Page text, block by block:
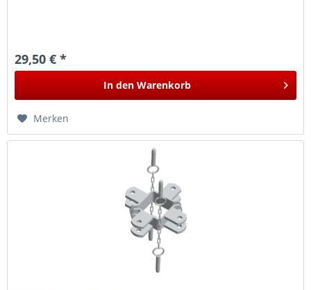
29,50 € *
In den Warenkorb
Merken